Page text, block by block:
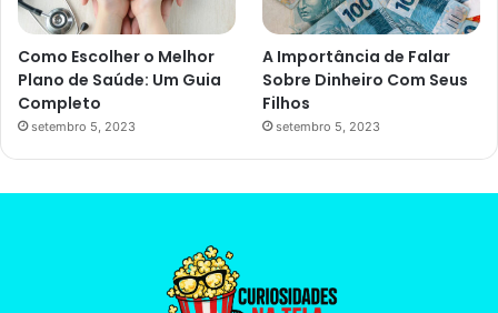
Como Escolher o Melhor
Plano de Saúde: Um Guia
Completo
setembro 5, 2023
A Importância de Falar
Sobre Dinheiro Com Seus
Filhos
setembro 5, 2023